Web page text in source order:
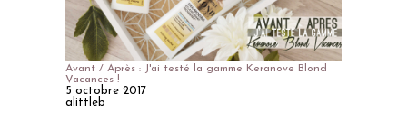
Avant / Après : J'ai testé la gamme Keranove Blond
Vacances !
5 octobre 2017
alittleb